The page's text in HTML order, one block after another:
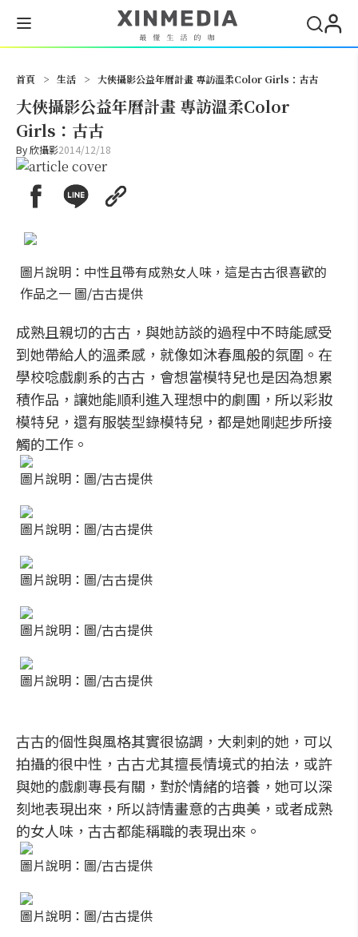
首頁 > 生活 > 大俠攝影公益年曆計畫 專訪溫柔Color Girls：古古
大俠攝影公益年曆計畫 專訪溫柔Color
Girls：古古
By欣攝影2014/12/18
圖片說明：中性且帶有成熟女人味，這是古古很喜歡的
作品之一 圖/古古提供
成熟且親切的古古，與她訪談的過程中不時能感受
到她帶給人的溫柔感，就像如沐春風般的氛圍。在
學校唸戲劇系的古古，會想當模特兒也是因為想累
積作品，讓她能順利進入理想中的劇團，所以彩妝
模特兒，還有服裝型錄模特兒，都是她剛起步所接
觸的工作。
圖片說明：圖/古古提供
圖片說明：圖/古古提供
圖片說明：圖/古古提供
圖片說明：圖/古古提供
圖片說明：圖/古古提供
古古的個性與風格其實很協調，大剌剌的她，可以
拍攝的很中性，古古尤其擅長情境式的拍法，或許
與她的戲劇專長有關，對於情緒的培養，她可以深
刻地表現出來，所以詩情畫意的古典美，或者成熟
的女人味，古古都能稱職的表現出來。
圖片說明：圖/古古提供
圖片說明：圖/古古提供